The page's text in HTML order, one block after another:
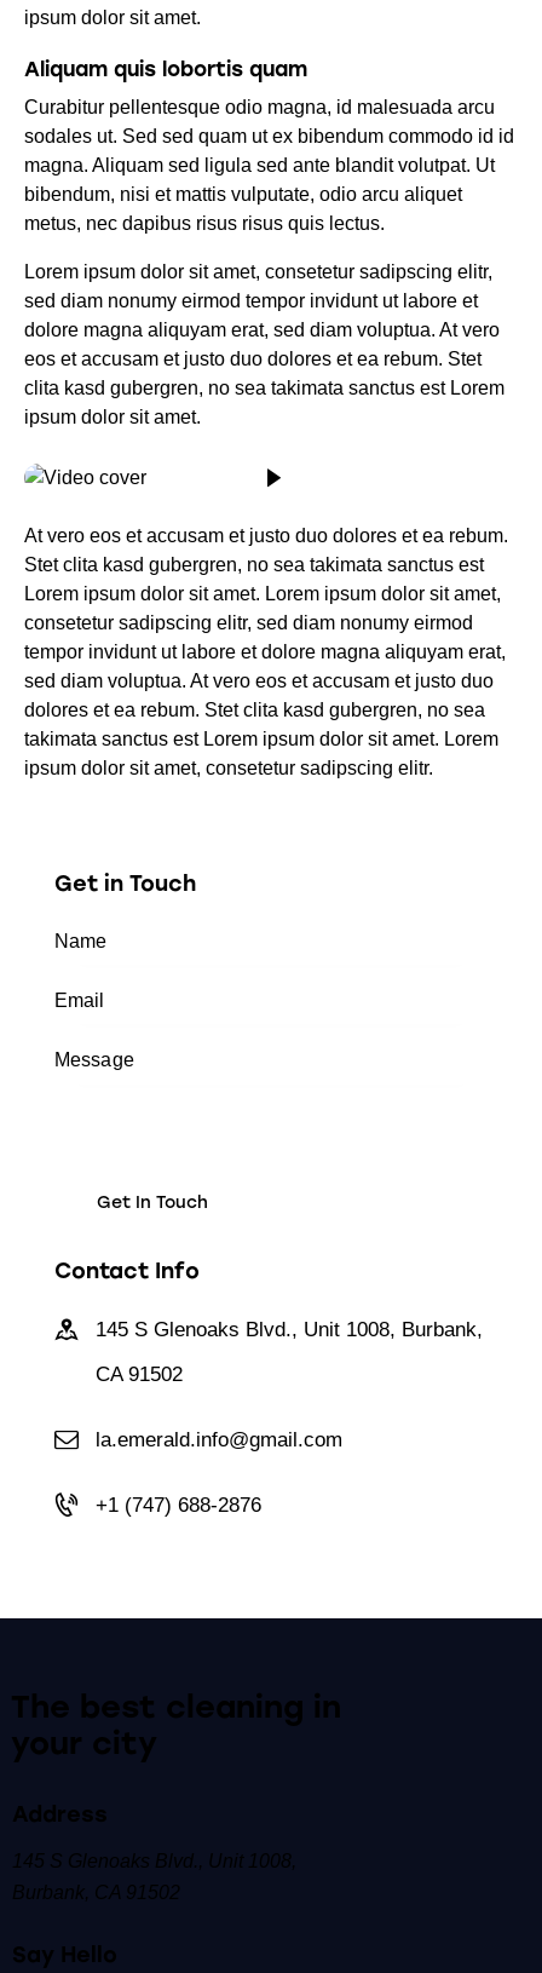
ipsum dolor sit amet.
Aliquam quis lobortis quam
Curabitur pellentesque odio magna, id malesuada arcu
sodales ut. Sed sed quam ut ex bibendum commodo id id
magna. Aliquam sed ligula sed ante blandit volutpat. Ut
bibendum, nisi et mattis vulputate, odio arcu aliquet
metus, nec dapibus risus risus quis lectus.
Lorem ipsum dolor sit amet, consetetur sadipscing elitr,
sed diam nonumy eirmod tempor invidunt ut labore et
dolore magna aliquyam erat, sed diam voluptua. At vero
eos et accusam et justo duo dolores et ea rebum. Stet
clita kasd gubergren, no sea takimata sanctus est Lorem
ipsum dolor sit amet.
At vero eos et accusam et justo duo dolores et ea rebum.
Stet clita kasd gubergren, no sea takimata sanctus est
Lorem ipsum dolor sit amet. Lorem ipsum dolor sit amet,
consetetur sadipscing elitr, sed diam nonumy eirmod
tempor invidunt ut labore et dolore magna aliquyam erat,
sed diam voluptua. At vero eos et accusam et justo duo
dolores et ea rebum. Stet clita kasd gubergren, no sea
takimata sanctus est Lorem ipsum dolor sit amet. Lorem
ipsum dolor sit amet, consetetur sadipscing elitr.
Get in Touch
Contact Info
145 S Glenoaks Blvd., Unit 1008, Burbank,
CA 91502
la.emerald.info@gmail.com
+1 (747) 688-2876
The best cleaning in
your city
Address
145 S Glenoaks Blvd., Unit 1008,
Burbank, CA 91502
Say Hello